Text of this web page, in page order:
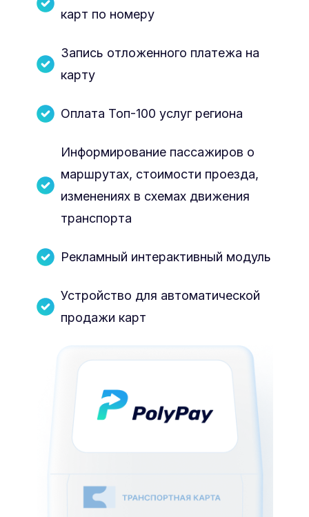
карт по номеру
Запись отложенного платежа на
карту
Оплата Топ-100 услуг региона
Информирование пассажиров о
маршрутах, стоимости проезда,
изменениях в схемах движения
транспорта
Рекламный интерактивный модуль
Устройство для автоматической
продажи карт